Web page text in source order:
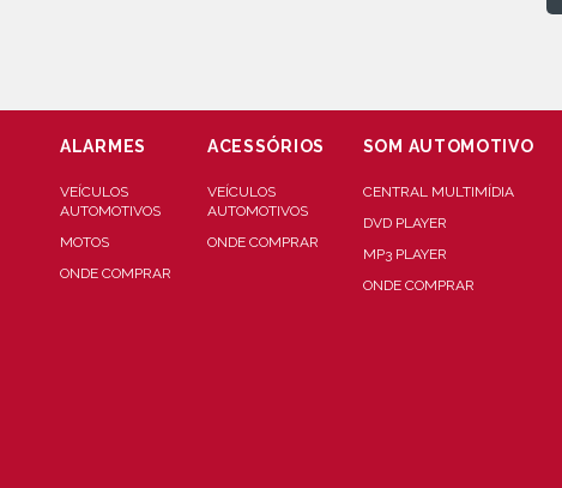
ALARMES
VEÍCULOS
AUTOMOTIVOS
MOTOS
ONDE COMPRAR
ACESSÓRIOS
VEÍCULOS
AUTOMOTIVOS
ONDE COMPRAR
SOM AUTOMOTIVO
CENTRAL MULTIMÍDIA
DVD PLAYER
MP3 PLAYER
ONDE COMPRAR